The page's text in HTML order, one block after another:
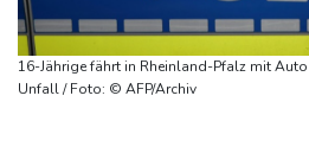
Falschvideo zu Merz-Rücktritt
16-Jährige fährt in Rheinland-Pfalz mit
Unfall / Foto: © AFP/Archiv